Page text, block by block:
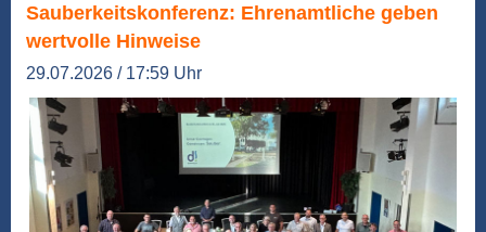
Sauberkeitskonferenz: Ehrenamtliche geben
wertvolle Hinweise
29.07.2026 / 17:59 Uhr